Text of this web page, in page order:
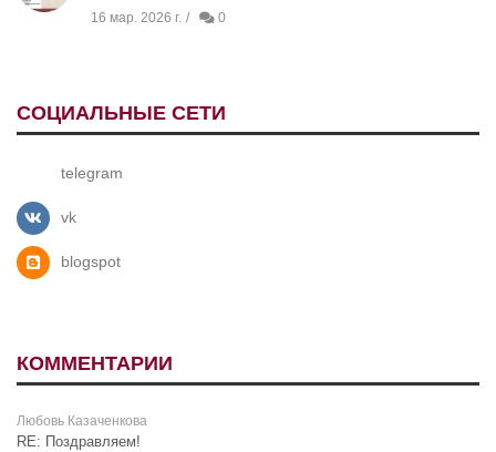
16 мар. 2026 г. 0
СОЦИАЛЬНЫЕ СЕТИ
telegram
vk
blogspot
КОММЕНТАРИИ
Любовь Казаченкова
RE: Поздравляем!